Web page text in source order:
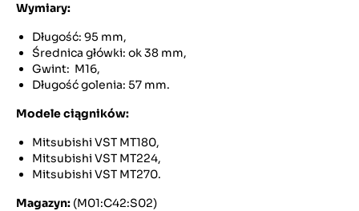
Wymiary:
Długość: 95 mm,
Średnica główki: ok 38 mm,
Gwint: M16,
Długość golenia: 57 mm.
Modele ciągników:
Mitsubishi VST MT180,
Mitsubishi VST MT224,
Mitsubishi VST MT270.
Magazyn: (M01:C42:S02)